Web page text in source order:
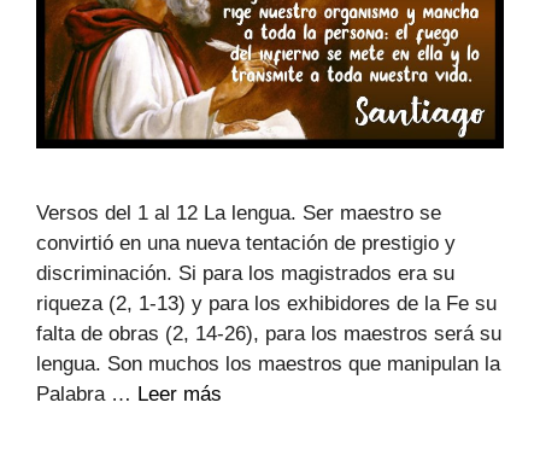
Versos del 1 al 12 La lengua. Ser maestro se
convirtió en una nueva tentación de prestigio y
discriminación. Si para los magistrados era su
riqueza (2, 1-13) y para los exhibidores de la Fe su
falta de obras (2, 14-26), para los maestros será su
lengua. Son muchos los maestros que manipulan la
Palabra … Leer más